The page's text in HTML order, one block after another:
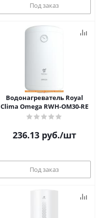
Под заказ
Водонагреватель Royal
Clima Omega RWH-OM30-RE
236.13руб./шт
Под заказ